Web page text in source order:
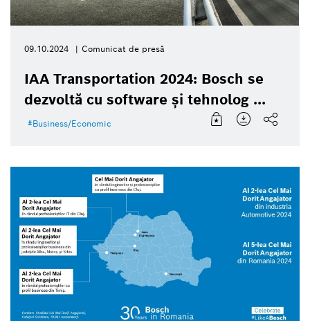
09.10.2024 Comunicat de presă
IAA Transportation 2024: Bosch se
dezvoltă cu software și tehnolog ...
Business/Economic